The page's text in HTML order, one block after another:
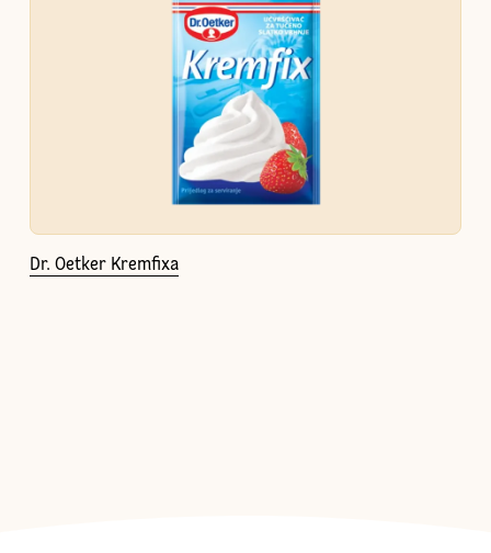
Dr. Oetker Kremfixa